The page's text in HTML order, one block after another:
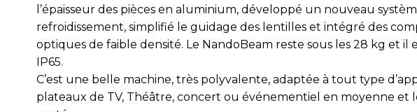
l’épaisseur des pièces en aluminium, développé un nouveau
refroidissement, simplifié le guidage des lentilles et intégré des
optiques de faible densité. Le NandoBeam reste sous les 28 kg et il
IP65.
C’est une belle machine, très polyvalente, adaptée à tout type
plateaux de TV, Théâtre, concert ou événementiel en moyenne et